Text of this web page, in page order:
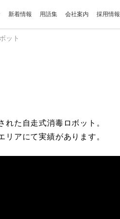
新着情報 用語集 会社案内 採用情報
ット
た自走式消毒ロボット。
アにて実績があります。